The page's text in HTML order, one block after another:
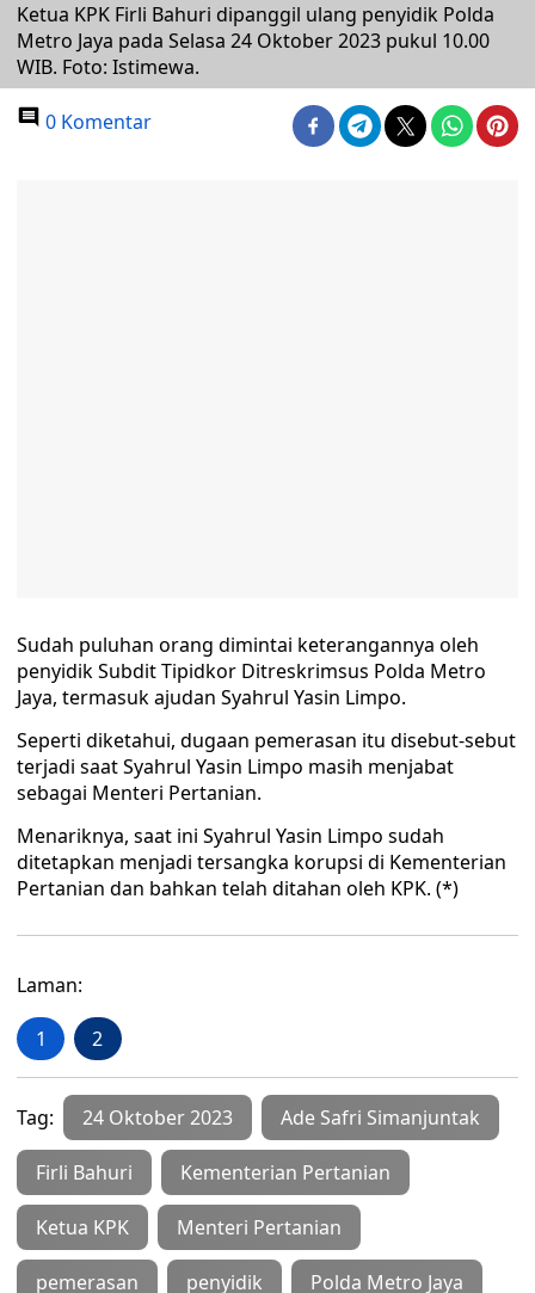
Ketua KPK Firli Bahuri dipanggil ulang penyidik Polda
Metro Jaya pada Selasa 24 Oktober 2023 pukul 10.00
WIB. Foto: Istimewa.
0 Komentar
Sudah puluhan orang dimintai keterangannya oleh
penyidik Subdit Tipidkor Ditreskrimsus Polda Metro
Jaya, termasuk ajudan Syahrul Yasin Limpo.
Seperti diketahui, dugaan pemerasan itu disebut-sebut
terjadi saat Syahrul Yasin Limpo masih menjabat
sebagai Menteri Pertanian.
Menariknya, saat ini Syahrul Yasin Limpo sudah
ditetapkan menjadi tersangka korupsi di Kementerian
Pertanian dan bahkan telah ditahan oleh KPK. (*)
Laman:
1 2
Tag: 24 Oktober 2023 Ade Safri Simanjuntak
Firli Bahuri Kementerian Pertanian
Ketua KPK Menteri Pertanian
pemerasan penyidik Polda Metro Jaya